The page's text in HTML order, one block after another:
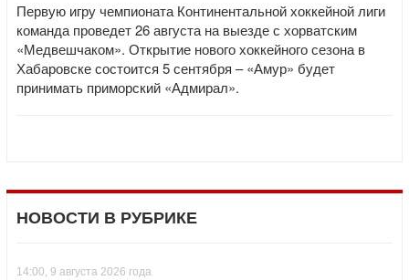
Первую игру чемпионата Континентальной хоккейной лиги
команда проведет 26 августа на выезде с хорватским
«Медвешчаком». Открытие нового хоккейного сезона в
Хабаровске состоится 5 сентября – «Амур» будет
принимать приморский «Адмирал».
НОВОСТИ В РУБРИКЕ
14:00, 9 августа 2026 года